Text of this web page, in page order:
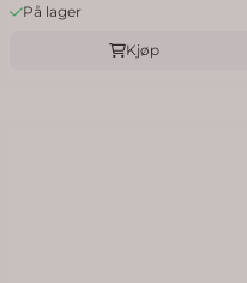
På lager
Kjøp